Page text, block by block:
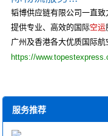
韬博供应链有限公司一直
提供专业、高效的国际空运
广州及香港各大优质国际
https://
服务推荐